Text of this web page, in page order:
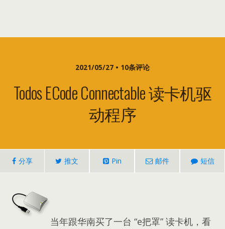
2021/05/27 • 10条评论
Todos ECode Connectable 读卡机驱
动程序
分享 推文 Pin 邮件 短信
当年跟华南买了一台 “e把罩” 读卡机，看